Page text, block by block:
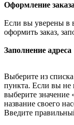
Оформление
Если вы уверены в
оформить заказ,
Заполнение адреса
Выберите из
пункта. Если вы не
выберите
название своего
Введите